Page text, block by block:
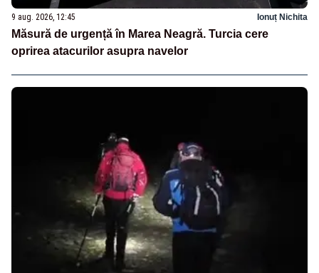
9 aug. 2026, 12:45 Ionuț Nichita
Măsură de urgență în Marea Neagră. Turcia cere
oprirea atacurilor asupra navelor